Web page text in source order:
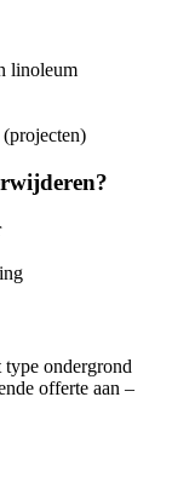
linoleum
ondergrond
offerte aan –